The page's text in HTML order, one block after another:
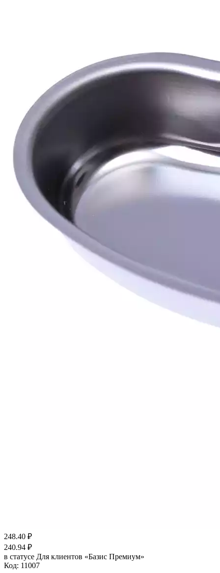
248.40 ₽
240.94 ₽
в статусе Для клиентов «Базис Премиум»
Код: 11007